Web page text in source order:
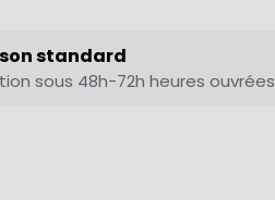
standard
sous 48h-72h heures ouvrées